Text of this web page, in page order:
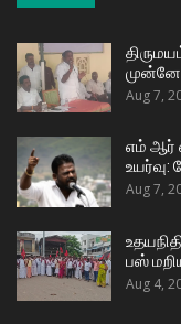
Aug 7,
எம் ஆர்
உயர்வு:
Aug 7,
பஸ்
Aug 4,